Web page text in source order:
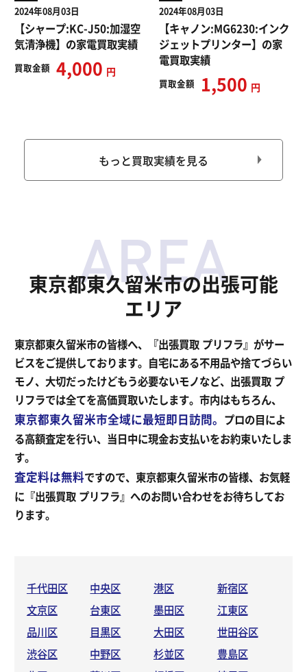
2024年08月03日
【シャープ:KC-J50:加湿空
気清浄機】の家電買取実績
買取金額 4,000 円
2024年08月03日
【キャノン:MG6230:インク
ジェットプリンター】の家
電買取実績
買取金額 1,500 円
もっと買取実績を見る
東京都東久留米市の出張可能
エリア
東京都東久留米市の皆様へ、『出張買取 プリフラ』がサー
ビスをご提供しております。自宅にある不用品や捨てづらい
モノ、大切だったけどもう必要ないモノなど、出張買取 プ
リフラでは全てを高価買取いたします。市内はもちろん、
東京都東久留米市全域に最短即日訪問。 プロの目によ
る高額査定を行い、当日中に現金お支払いをお約束いたしま
す。
査定料は無料ですので、東京都東久留米市の皆様、お気軽
に『出張買取 プリフラ』へのお問い合わせをお待ちしてお
ります。
千代田区 中央区 港区
新宿区
文京区
台東区 墨田区
江東区
品川区
目黒区 大田区
世田谷区
渋谷区
中野区 杉並区
豊島区